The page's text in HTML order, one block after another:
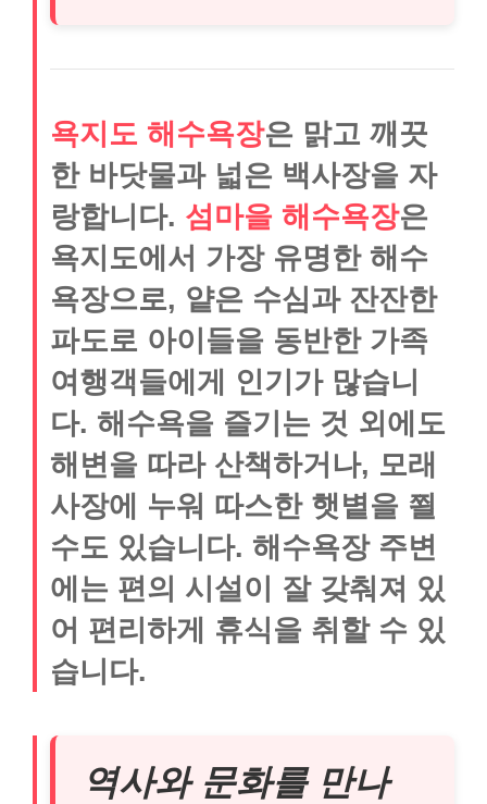
욕지도 해수욕장은 맑고 깨끗
한 바닷물과 넓은 백사장을 자
랑합니다. 섬마을 해수욕장은
욕지도에서 가장 유명한 해수
욕장으로, 얕은 수심과 잔잔한
파도로 아이들을 동반한 가족
여행객들에게 인기가 많습니
다. 해수욕을 즐기는 것 외에도
해변을 따라 산책하거나, 모래
사장에 누워 따스한 햇볕을 쬘
수도 있습니다. 해수욕장 주변
에는 편의 시설이 잘 갖춰져 있
어 편리하게 휴식을 취할 수 있
습니다.
역사와 문화를 만나